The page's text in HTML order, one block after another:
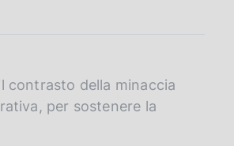
contrasto della minaccia
per sostenere la